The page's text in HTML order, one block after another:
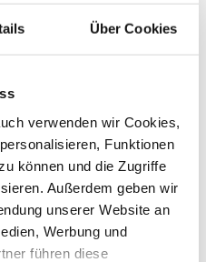
Über Cookies
verwenden wir Cookies,
Funktionen
können und die Zugriffe
Außerdem geben wir
unserer Website an
Werbung und
führen diese
anonym auf unserer